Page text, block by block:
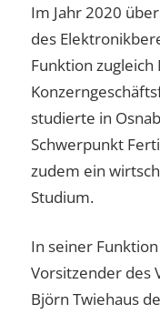
Im Jahr 2020
des
Funktion
studierte in
Schwerpunkt
zudem ein
Studium.
In seiner
Vorsitzender des
Björn Twiehaus